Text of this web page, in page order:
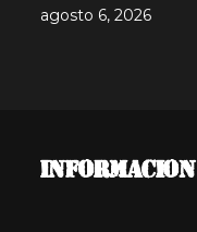
agosto 6, 2026
INFORMACION